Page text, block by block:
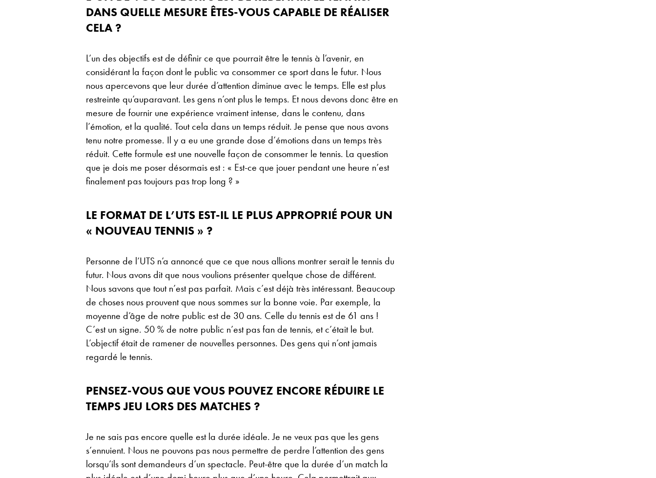
DANS QUELLE MESURE ÊTES-VOUS CAPABLE DE RÉALISER
CELA ?
L’un des objectifs est de définir ce que pourrait être le tennis à l’avenir, en
considérant la façon dont le public va consommer ce sport dans le futur. Nous
nous apercevons que leur durée d’attention diminue avec le temps. Elle est plus
restreinte qu’auparavant. Les gens n’ont plus le temps. Et nous devons donc être en
mesure de fournir une expérience vraiment intense, dans le contenu, dans
l’émotion, et la qualité. Tout cela dans un temps réduit. Je pense que nous avons
tenu notre promesse. Il y a eu une grande dose d’émotions dans un temps très
réduit. Cette formule est une nouvelle façon de consommer le tennis. La question
que je dois me poser désormais est : « Est-ce que jouer pendant une heure n’est
finalement pas toujours pas trop long ? »
LE FORMAT DE L’UTS EST-IL LE PLUS APPROPRIÉ POUR UN
« NOUVEAU TENNIS » ?
Personne de l’UTS n’a annoncé que ce que nous allions montrer serait le tennis du
futur. Nous avons dit que nous voulions présenter quelque chose de différent.
Nous savons que tout n’est pas parfait. Mais c’est déjà très intéressant. Beaucoup
de choses nous prouvent que nous sommes sur la bonne voie. Par exemple, la
moyenne d’âge de notre public est de 30 ans. Celle du tennis est de 61 ans !
C’est un signe. 50 % de notre public n’est pas fan de tennis, et c’était le but.
L’objectif était de ramener de nouvelles personnes. Des gens qui n’ont jamais
regardé le tennis.
PENSEZ-VOUS QUE VOUS POUVEZ ENCORE RÉDUIRE LE
TEMPS JEU LORS DES MATCHES ?
Je ne sais pas encore quelle est la durée idéale. Je ne veux pas que les gens
s’ennuient. Nous ne pouvons pas nous permettre de perdre l’attention des gens
lorsqu’ils sont demandeurs d’un spectacle. Peut-être que la durée d’un match la